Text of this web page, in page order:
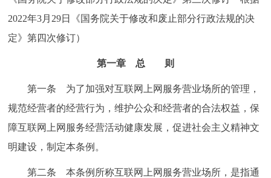
个人服务
利企服务
中介服务 阳光政务
政民互动
我要咨询
2022年3月29日《国务院关于修改和废止部分行政法规的决
定》第四次修订）
第一章 总 则
第一条 为了加强对互联网上网服务营业场所的管理，
规范经营者的经营行为，维护公众和经营者的合法权益，保
障互联网上网服务经营活动健康发展，促进社会主义精神文
明建设，制定本条例。
第二条 本条例所称互联网上网服务营业场所，是指通